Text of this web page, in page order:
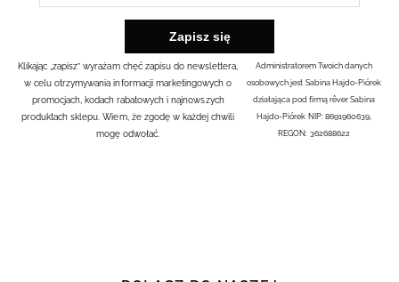
Klikając „zapisz” wyrażam chęć zapisu do newslettera,
w celu otrzymywania informacji marketingowych o
promocjach, kodach rabatowych i najnowszych
produktach sklepu. Wiem, że zgodę w każdej chwili
mogę odwołać.
Administratorem Twoich danych
osobowych jest Sabina Hajdo-Piórek
działająca pod firmą rêver Sabina
Hajdo-Piórek NIP: 8691960639,
REGON: 362688622